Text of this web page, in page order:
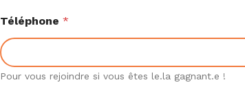
Téléphone *
Pour vous rejoindre si vous êtes le.la gagnant.e !